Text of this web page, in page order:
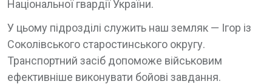
Національної гвардії України.
У цьому підрозділі служить наш земляк — Ігор із
Соколівського старостинського округу.
Транспортний засіб допоможе військовим
ефективніше виконувати бойові завдання.